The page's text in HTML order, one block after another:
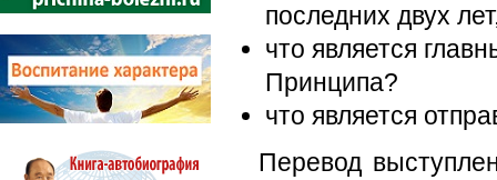
последних двух
что является
Принципа?
что является
Перевод